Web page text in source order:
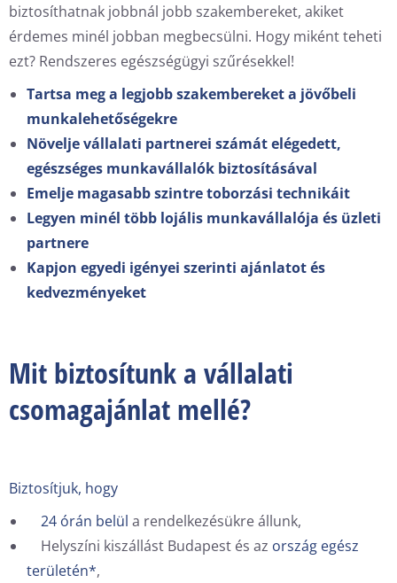
biztosíthatnak jobbnál jobb szakembereket, akiket
érdemes minél jobban megbecsülni. Hogy miként teheti
ezt? Rendszeres egészségügyi szűrésekkel!
Tartsa meg a legjobb szakembereket a jövőbeli
munkalehetőségekre
Növelje vállalati partnerei számát elégedett,
egészséges munkavállalók biztosításával
Emelje magasabb szintre toborzási technikáit
Legyen minél több lojális munkavállalója és üzleti
partnere
Kapjon egyedi igényei szerinti ajánlatot és
kedvezményeket
Mit biztosítunk a vállalati
csomagajánlat mellé?
Biztosítjuk, hogy
24 órán belül a rendelkezésükre állunk,
Helyszíni kiszállást Budapest és az ország egész
területén*,